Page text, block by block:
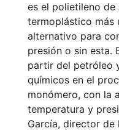
es el polietileno de
termoplástico más
alternativo para
presión o sin esta.
partir del petróleo
químicos en el
monómero, con la
temperatura y
García, director de